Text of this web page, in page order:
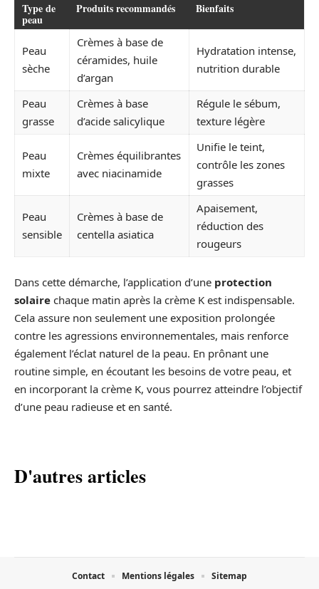
Type de
peau
Produits recommandés Bienfaits
Peau
sèche
Crèmes à base de
céramides, huile
d’argan
Hydratation intense,
nutrition durable
Peau
grasse
Crèmes à base
d’acide salicylique
Régule le sébum,
texture légère
Peau
mixte
Crèmes équilibrantes
avec niacinamide
Unifie le teint,
contrôle les zones
grasses
Peau
sensible
Crèmes à base de
centella asiatica
Apaisement,
réduction des
rougeurs
Dans cette démarche, l’application d’une protection
solaire chaque matin après la crème K est indispensable.
Cela assure non seulement une exposition prolongée
contre les agressions environnementales, mais renforce
également l’éclat naturel de la peau. En prônant une
routine simple, en écoutant les besoins de votre peau, et
en incorporant la crème K, vous pourrez atteindre l’objectif
d’une peau radieuse et en santé.
D'autres articles
Contact Mentions légales Sitemap